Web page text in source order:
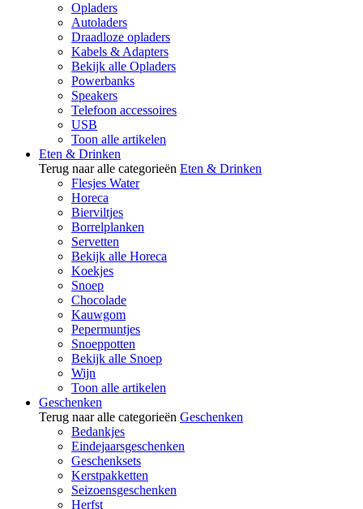
Opladers
Autoladers
Draadloze opladers
Kabels & Adapters
Bekijk alle Opladers
Powerbanks
Speakers
Telefoon accessoires
USB
Toon alle artikelen
Eten & Drinken
Terug naar alle categorieën Eten & Drinken
Flesjes Water
Horeca
Bierviltjes
Borrelplanken
Servetten
Bekijk alle Horeca
Koekjes
Snoep
Chocolade
Kauwgom
Pepermuntjes
Snoeppotten
Bekijk alle Snoep
Wijn
Toon alle artikelen
Geschenken
Terug naar alle categorieën Geschenken
Bedankjes
Eindejaarsgeschenken
Geschenksets
Kerstpakketten
Seizoensgeschenken
Herfst